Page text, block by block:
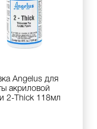
Angelus для
акриловой
2-Thick 118мл